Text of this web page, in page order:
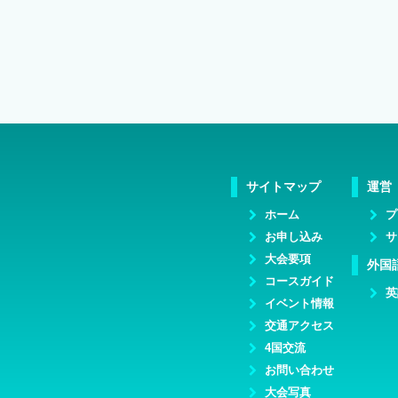
サイトマップ
ホーム
お申し込み
大会要項
コースガイド
イベント情報
交通アクセス
4国交流
お問い合わせ
大会写真
運営
外国